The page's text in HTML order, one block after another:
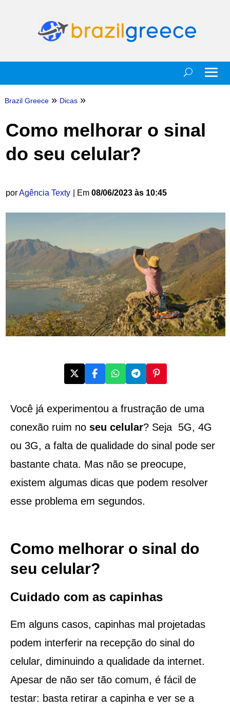
Brazil Greece » Dicas »
Como melhorar o sinal
do seu celular?
porAgência Texty | Em 08/06/2023 às 10:45
Você já experimentou a frustração de uma
conexão ruim no seu celular? Seja 5G, 4G
ou 3G, a falta de qualidade do sinal pode ser
bastante chata. Mas não se preocupe,
existem algumas dicas que podem resolver
esse problema em segundos.
Como melhorar o sinal do
seu celular?
Cuidado com as capinhas
Em alguns casos, capinhas mal projetadas
podem interferir na recepção do sinal do
celular, diminuindo a qualidade da internet.
Apesar de não ser tão comum, é fácil de
testar: basta retirar a capinha e ver se a